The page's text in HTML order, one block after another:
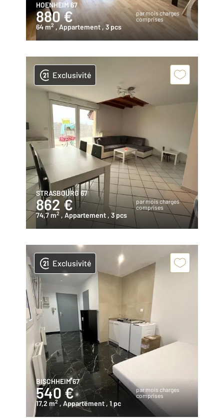
HOENHEIM 67
880 €
par mois charges
comprises
64 m2 , Appartement , 3 pcs
Exclusivité
STRASBOURG 67
862 €
par mois charges
comprises
74,7 m2 , Appartement , 3 pcs
Exclusivité
BISCHHEIM 67
540 €
par mois charges
comprises
17,2 m2 , Appartement , 1 pc